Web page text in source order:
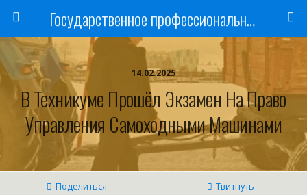
Государственное профессиональное образовательное учреждение
14.02.2025
В Техникуме Прошёл Экзамен На Право
Управления Самоходными Машинами
Поделиться Твитнуть